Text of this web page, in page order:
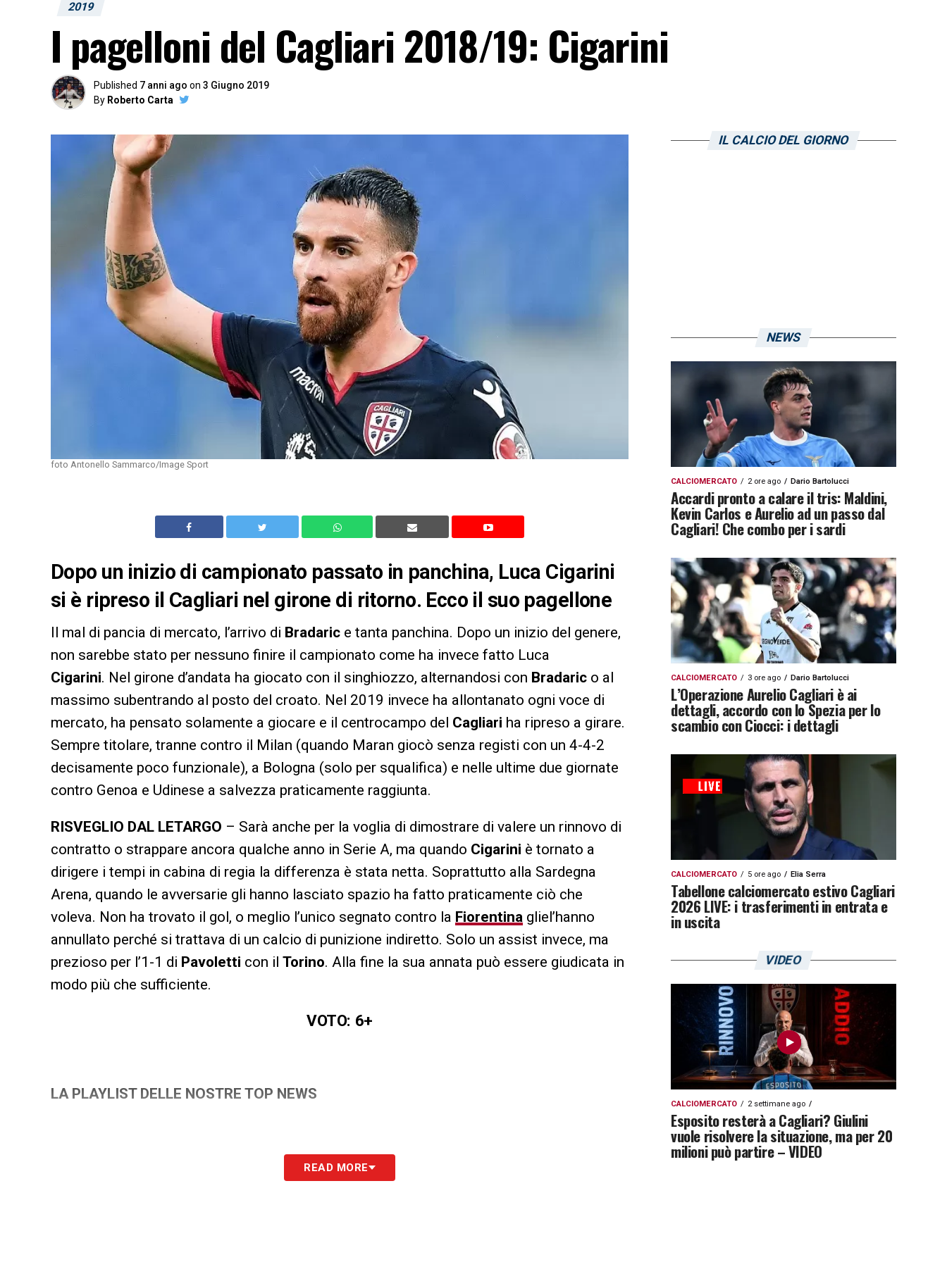
2019
I pagelloni del Cagliari 2018/19: Cigarini
Published 7 anni ago on 3 Giugno 2019
By Roberto Carta
foto Antonello Sammarco/Image Sport
Dopo un inizio di campionato passato in panchina, Luca Cigarini
si è ripreso il Cagliari nel girone di ritorno. Ecco il suo pagellone
Il mal di pancia di mercato, l’arrivo di Bradaric e tanta panchina. Dopo un inizio del genere,
non sarebbe stato per nessuno finire il campionato come ha invece fatto Luca
Cigarini. Nel girone d’andata ha giocato con il singhiozzo, alternandosi con Bradaric o al
massimo subentrando al posto del croato. Nel 2019 invece ha allontanato ogni voce di
mercato, ha pensato solamente a giocare e il centrocampo del Cagliari ha ripreso a girare.
Sempre titolare, tranne contro il Milan (quando Maran giocò senza registi con un 4-4-2
decisamente poco funzionale), a Bologna (solo per squalifica) e nelle ultime due giornate
contro Genoa e Udinese a salvezza praticamente raggiunta.
RISVEGLIO DAL LETARGO – Sarà anche per la voglia di dimostrare di valere un rinnovo di
contratto o strappare ancora qualche anno in Serie A, ma quando Cigarini è tornato a
dirigere i tempi in cabina di regia la differenza è stata netta. Soprattutto alla Sardegna
Arena, quando le avversarie gli hanno lasciato spazio ha fatto praticamente ciò che
voleva. Non ha trovato il gol, o meglio l’unico segnato contro la Fiorentina gliel’hanno
annullato perché si trattava di un calcio di punizione indiretto. Solo un assist invece, ma
prezioso per l’1-1 di Pavoletti con il Torino. Alla fine la sua annata può essere giudicata in
modo più che sufficiente.
VOTO: 6+
LA PLAYLIST DELLE NOSTRE TOP NEWS
READ MORE
IL CALCIO DEL GIORNO
NEWS
CALCIOMERCATO 2 ore ago Dario Bartolucci
Accardi pronto a calare il tris: Maldini,
Kevin Carlos e Aurelio ad un passo dal
Cagliari! Che combo per i sardi
CALCIOMERCATO 3 ore ago Dario Bartolucci
L’Operazione Aurelio Cagliari è ai
dettagli, accordo con lo Spezia per lo
scambio con Ciocci: i dettagli
CALCIOMERCATO 5 ore ago Elia Serra
Tabellone calciomercato estivo Cagliari
2026 LIVE: i trasferimenti in entrata e
in uscita
VIDEO
CALCIOMERCATO 2 settimane ago
Esposito resterà a Cagliari? Giulini
vuole risolvere la situazione, ma per 20
milioni può partire – VIDEO